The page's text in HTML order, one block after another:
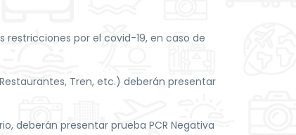
por el covid-19, en caso de
Tren, etc.) deberán presentar
deberán presentar prueba PCR Negativa